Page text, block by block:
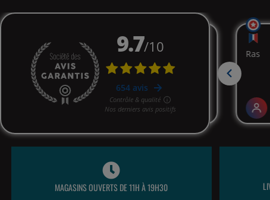
MAGASINS OUVERTS DE 11H À 19H30